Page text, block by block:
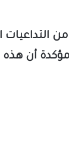
أن هذه